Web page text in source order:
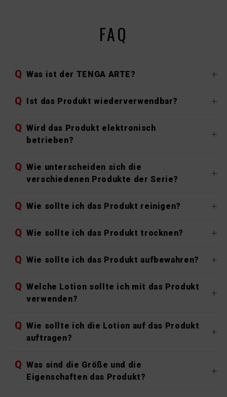
FAQ
Q Was ist der TENGA ARTE?
Q Ist das Produkt wiederverwendbar?
Q Wird das Produkt elektronisch
betrieben?
Q Wie unterscheiden sich die
verschiedenen Produkte der Serie?
Q Wie sollte ich das Produkt reinigen?
Q Wie sollte ich das Produkt trocknen?
Q Wie sollte ich das Produkt aufbewahren?
Q Welche Lotion sollte ich mit das Produkt
verwenden?
Q Wie sollte ich die Lotion auf das Produkt
auftragen?
Q Was sind die Größe und die
Eigenschaften das Produkt?